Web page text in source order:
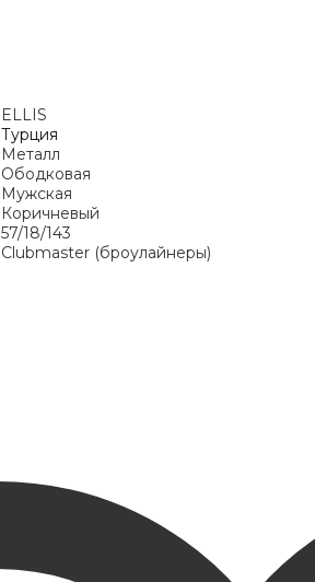
ELLIS
Турция
Металл
Ободковая
Мужская
Коричневый
57/18/143
Clubmaster (броулайнеры)